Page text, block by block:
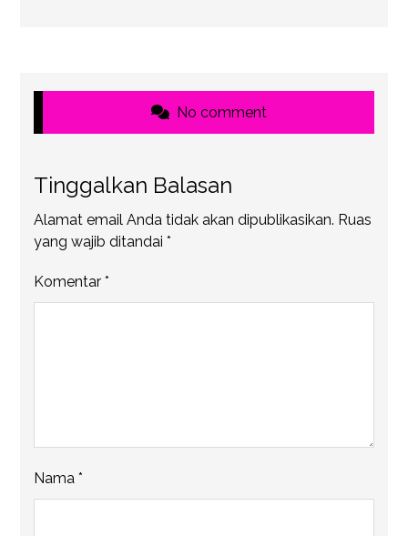
No comment
Tinggalkan Balasan
Alamat email Anda tidak akan dipublikasikan. Ruas
yang wajib ditandai*
Komentar*
Nama*